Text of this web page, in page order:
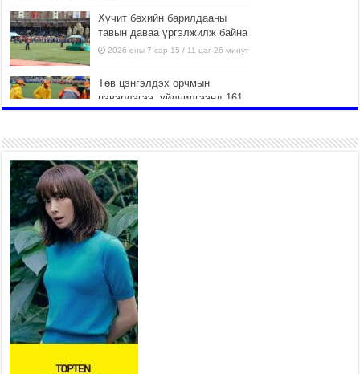
Хүчит бөхийн барилдааны
тавын даваа үргэлжилж байна
2026 оны 7 сар 15 / 11 цаг 26 минут
Төв цэнгэлдэх орчмын
цэвэрлэгээ, үйлчилгээнд 161
ажилтан, 27 техниктэй
2026 оны 7 сар 15 / 11 цаг 22 минут
Наадмын амралтын өдрүүдэд
нийслэлийн эрүүл мэндийн
байгууллагууд дараах
хуваарийн дагуу ажиллана
2026 оны 7 сар 15 / 11 цаг 18 минут
Үндэсний их баяр наадам
эхэллээ
2026 оны 7 сар 15 / 11 цаг 14 минут
Үер усны аюулаас сэргийлж, нийслэлийн Онцгой
байдлын газрын 162 алба хаагч үүрэг гүйцэтгэж
байна
2026 оны 7 сар 15 / 11 цаг 07 минут